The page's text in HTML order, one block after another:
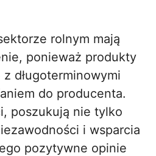
rolnym mają
ponieważ produkty
długoterminowymi
do producenta.
poszukują nie tylko
i wsparcia
pozytywne opinie